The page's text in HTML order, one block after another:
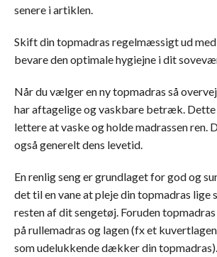
senere i artiklen.
Skift din topmadras regelmæssigt ud
bevare den optimale hygiejne i dit
Når du vælger en ny topmadras så
har aftagelige og vaskbare betræk.
lettere at vaske og holde madrassen ren.
også generelt dens levetid.
En renlig seng er grundlaget for god og
det til en vane at pleje din topmadras lige
resten af dit sengetøj. Foruden
på rullemadras og lagen (fx et
som udelukkende dækker din